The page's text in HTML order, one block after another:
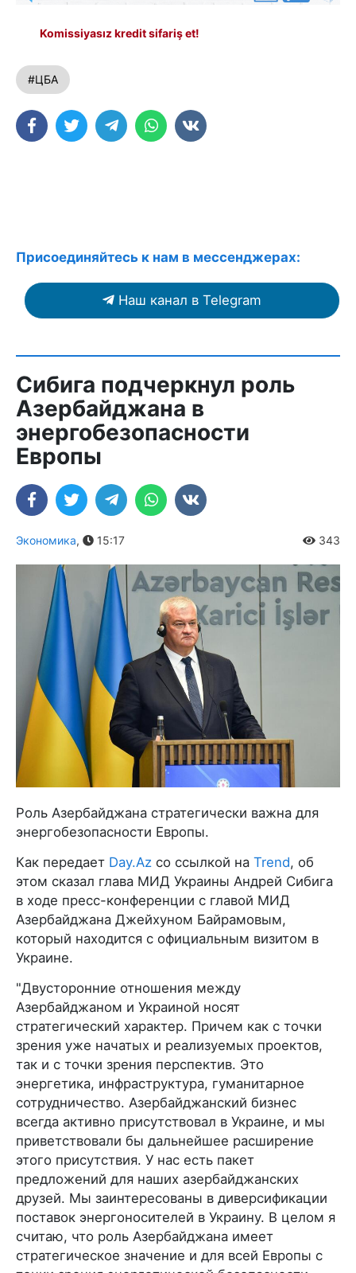
Komissiyasız kredit sifariş et!
#ЦБА
Присоединяйтесь к нам в мессенджерах:
Наш канал в Telegram
Сибига подчеркнул роль
Азербайджана в
энергобезопасности
Европы
Экономика, 15:17 343
Роль Азербайджана стратегически важна для
энергобезопасности Европы.
Как передает Day.Az со ссылкой на Trend, об
этом сказал глава МИД Украины Андрей Сибига
в ходе пресс-конференции с главой МИД
Азербайджана Джейхуном Байрамовым,
который находится с официальным визитом в
Украине.
"Двусторонние отношения между
Азербайджаном и Украиной носят
стратегический характер. Причем как с точки
зрения уже начатых и реализуемых проектов,
так и с точки зрения перспектив. Это
энергетика, инфраструктура, гуманитарное
сотрудничество. Азербайджанский бизнес
всегда активно присутствовал в Украине, и мы
приветствовали бы дальнейшее расширение
этого присутствия. У нас есть пакет
предложений для наших азербайджанских
друзей. Мы заинтересованы в диверсификации
поставок энергоносителей в Украину. В целом я
считаю, что роль Азербайджана имеет
стратегическое значение и для всей Европы с